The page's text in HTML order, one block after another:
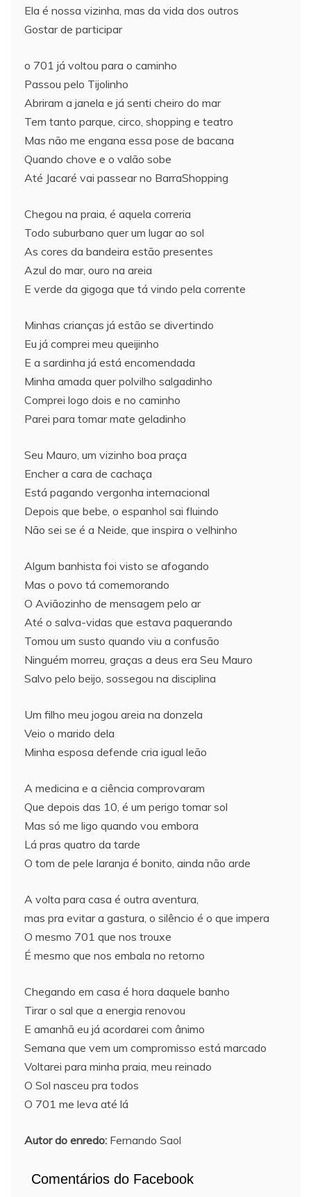
Ela é nossa vizinha, mas da vida dos outros
Gostar de participar
o 701 já voltou para o caminho
Passou pelo Tijolinho
Abriram a janela e já senti cheiro do mar
Tem tanto parque, circo, shopping e teatro
Mas não me engana essa pose de bacana
Quando chove e o valão sobe
Até Jacaré vai passear no BarraShopping
Chegou na praia, é aquela correria
Todo suburbano quer um lugar ao sol
As cores da bandeira estão presentes
Azul do mar, ouro na areia
E verde da gigoga que tá vindo pela corrente
Minhas crianças já estão se divertindo
Eu já comprei meu queijinho
E a sardinha já está encomendada
Minha amada quer polvilho salgadinho
Comprei logo dois e no caminho
Parei para tomar mate geladinho
Seu Mauro, um vizinho boa praça
Encher a cara de cachaça
Está pagando vergonha internacional
Depois que bebe, o espanhol sai fluindo
Não sei se é a Neide, que inspira o velhinho
Algum banhista foi visto se afogando
Mas o povo tá comemorando
O Aviãozinho de mensagem pelo ar
Até o salva-vidas que estava paquerando
Tomou um susto quando viu a confusão
Ninguém morreu, graças a deus era Seu Mauro
Salvo pelo beijo, sossegou na disciplina
Um filho meu jogou areia na donzela
Veio o marido dela
Minha esposa defende cria igual leão
A medicina e a ciência comprovaram
Que depois das 10, é um perigo tomar sol
Mas só me ligo quando vou embora
Lá pras quatro da tarde
O tom de pele laranja é bonito, ainda não arde
A volta para casa é outra aventura,
mas pra evitar a gastura, o silêncio é o que impera
O mesmo 701 que nos trouxe
É mesmo que nos embala no retorno
Chegando em casa é hora daquele banho
Tirar o sal que a energia renovou
E amanhã eu já acordarei com ânimo
Semana que vem um compromisso está marcado
Voltarei para minha praia, meu reinado
O Sol nasceu pra todos
O 701 me leva até lá
Autor do enredo: Fernando Saol
Comentários do Facebook